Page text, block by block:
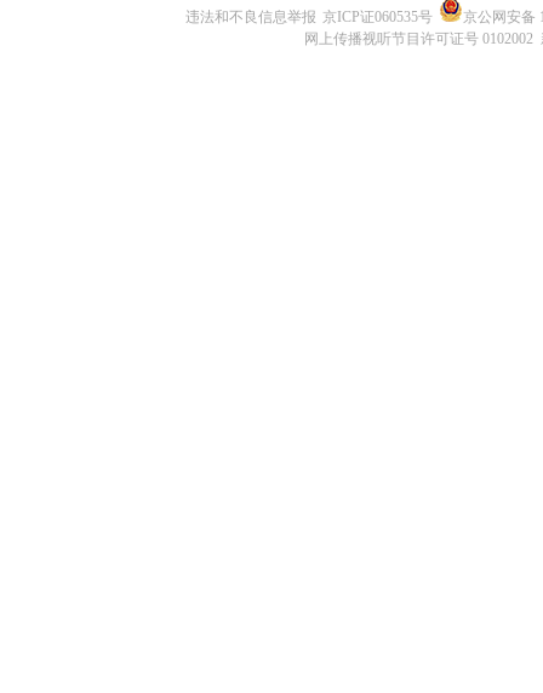
违法和不良信息举报 京ICP证060535号
京公网安备
网上传播视听节目许可证号 0102002